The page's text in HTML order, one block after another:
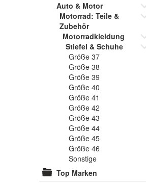
Auto & Motor
Motorrad: Teile &
Zubehör
Motorradkleidung
Stiefel & Schuhe
Größe 37
Größe 38
Größe 39
Größe 40
Größe 41
Größe 42
Größe 43
Größe 44
Größe 45
Größe 46
Sonstige
Top Marken